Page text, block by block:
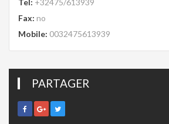
Fax: no
Mobile: 0032475613939
PARTAGER